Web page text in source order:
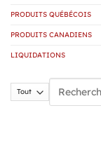
PRODUITS QUÉBÉCOIS
PRODUITS CANADIENS
LIQUIDATIONS
Rechercher :